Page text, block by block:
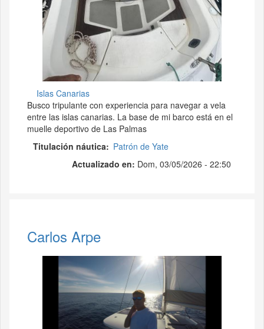
Islas Canarias
Busco tripulante con experiencia para navegar a vela
entre las islas canarias. La base de mi barco está en el
muelle deportivo de Las Palmas
Titulación náutica
Patrón de Yate
Actualizado en: Dom, 03/05/2026 - 22:50
Carlos Arpe